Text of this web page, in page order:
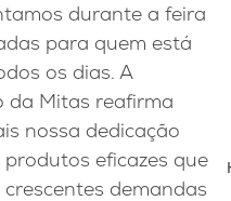
durante a feira
para quem está
os dias. A
da Mitas reafirma
nossa dedicação
eficazes que
demandas